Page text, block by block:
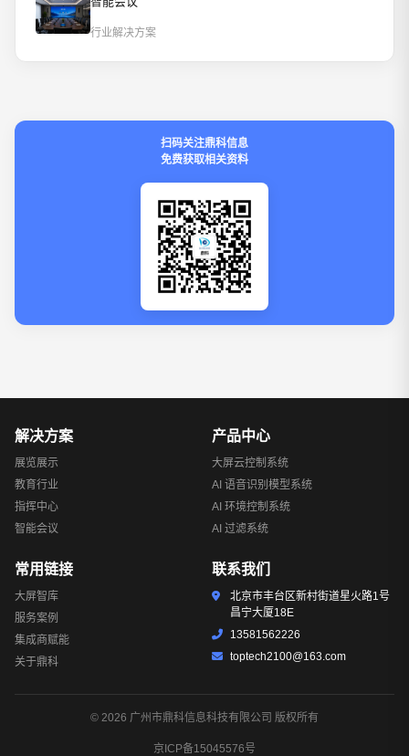
行业解决方案
扫码关注鼎科信息
免费获取相关资料
产品中心
大屏云控制系统
AI 语音识别模型系统
AI 环境控制系统
AI 过滤系统
解决方案
展览展示
教育行业
指挥中心
智能会议
常用链接
大屏智库
服务案例
集成商赋能
关于鼎科
联系我们
北京市丰台区新村街道星火路1号
昌宁大厦18E
13581562226
toptech2100@163.com
© 2026 广州市鼎科信息科技有限公司 版权所有
京ICP备15045576号